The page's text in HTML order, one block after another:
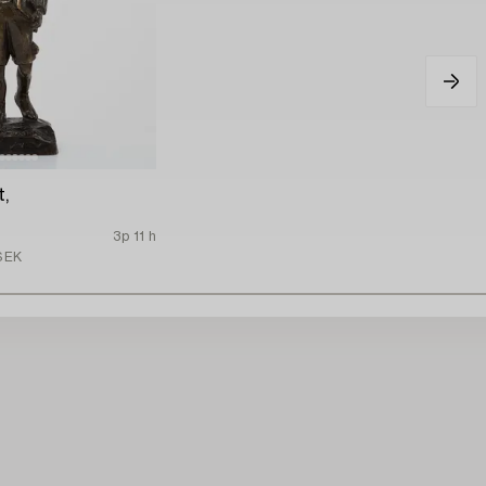
3p 11 h